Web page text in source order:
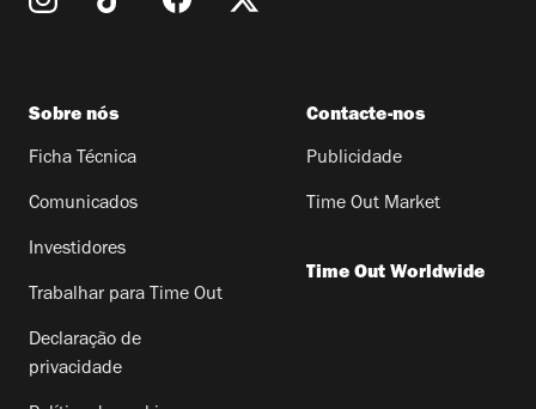
Sobre nós
Ficha Técnica
Comunicados
Investidores
Trabalhar para Time Out
Declaração de
privacidade
Contacte-nos
Publicidade
Time Out Market
Time Out Worldwide